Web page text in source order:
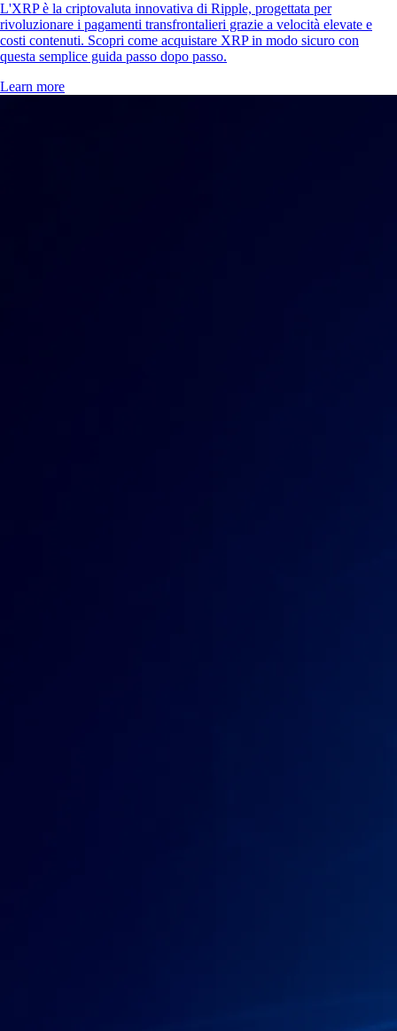
L'XRP è la criptovaluta innovativa di Ripple, progettata per
rivoluzionare i pagamenti transfrontalieri grazie a velocità elevate e
costi contenuti. Scopri come acquistare XRP in modo sicuro con
questa semplice guida passo dopo passo.
Learn more